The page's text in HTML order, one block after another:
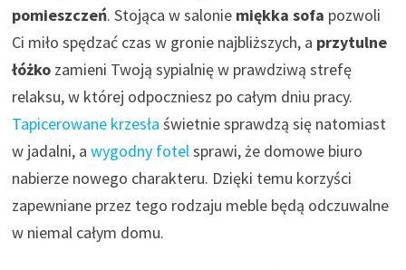
pomieszczeń. Stojąca w salonie miękka sofa pozwoli
Ci miło spędzać czas w gronie najbliższych, a przytulne
łóżko zamieni Twoją sypialnię w prawdziwą strefę
relaksu, w której odpoczniesz po całym dniu pracy.
Tapicerowane krzesła świetnie sprawdzą się natomiast
w jadalni, awygodny fotelsprawi, że domowe biuro
nabierze nowego charakteru. Dzięki temu korzyści
zapewniane przez tego rodzaju meble będą odczuwalne
w niemal całym domu.